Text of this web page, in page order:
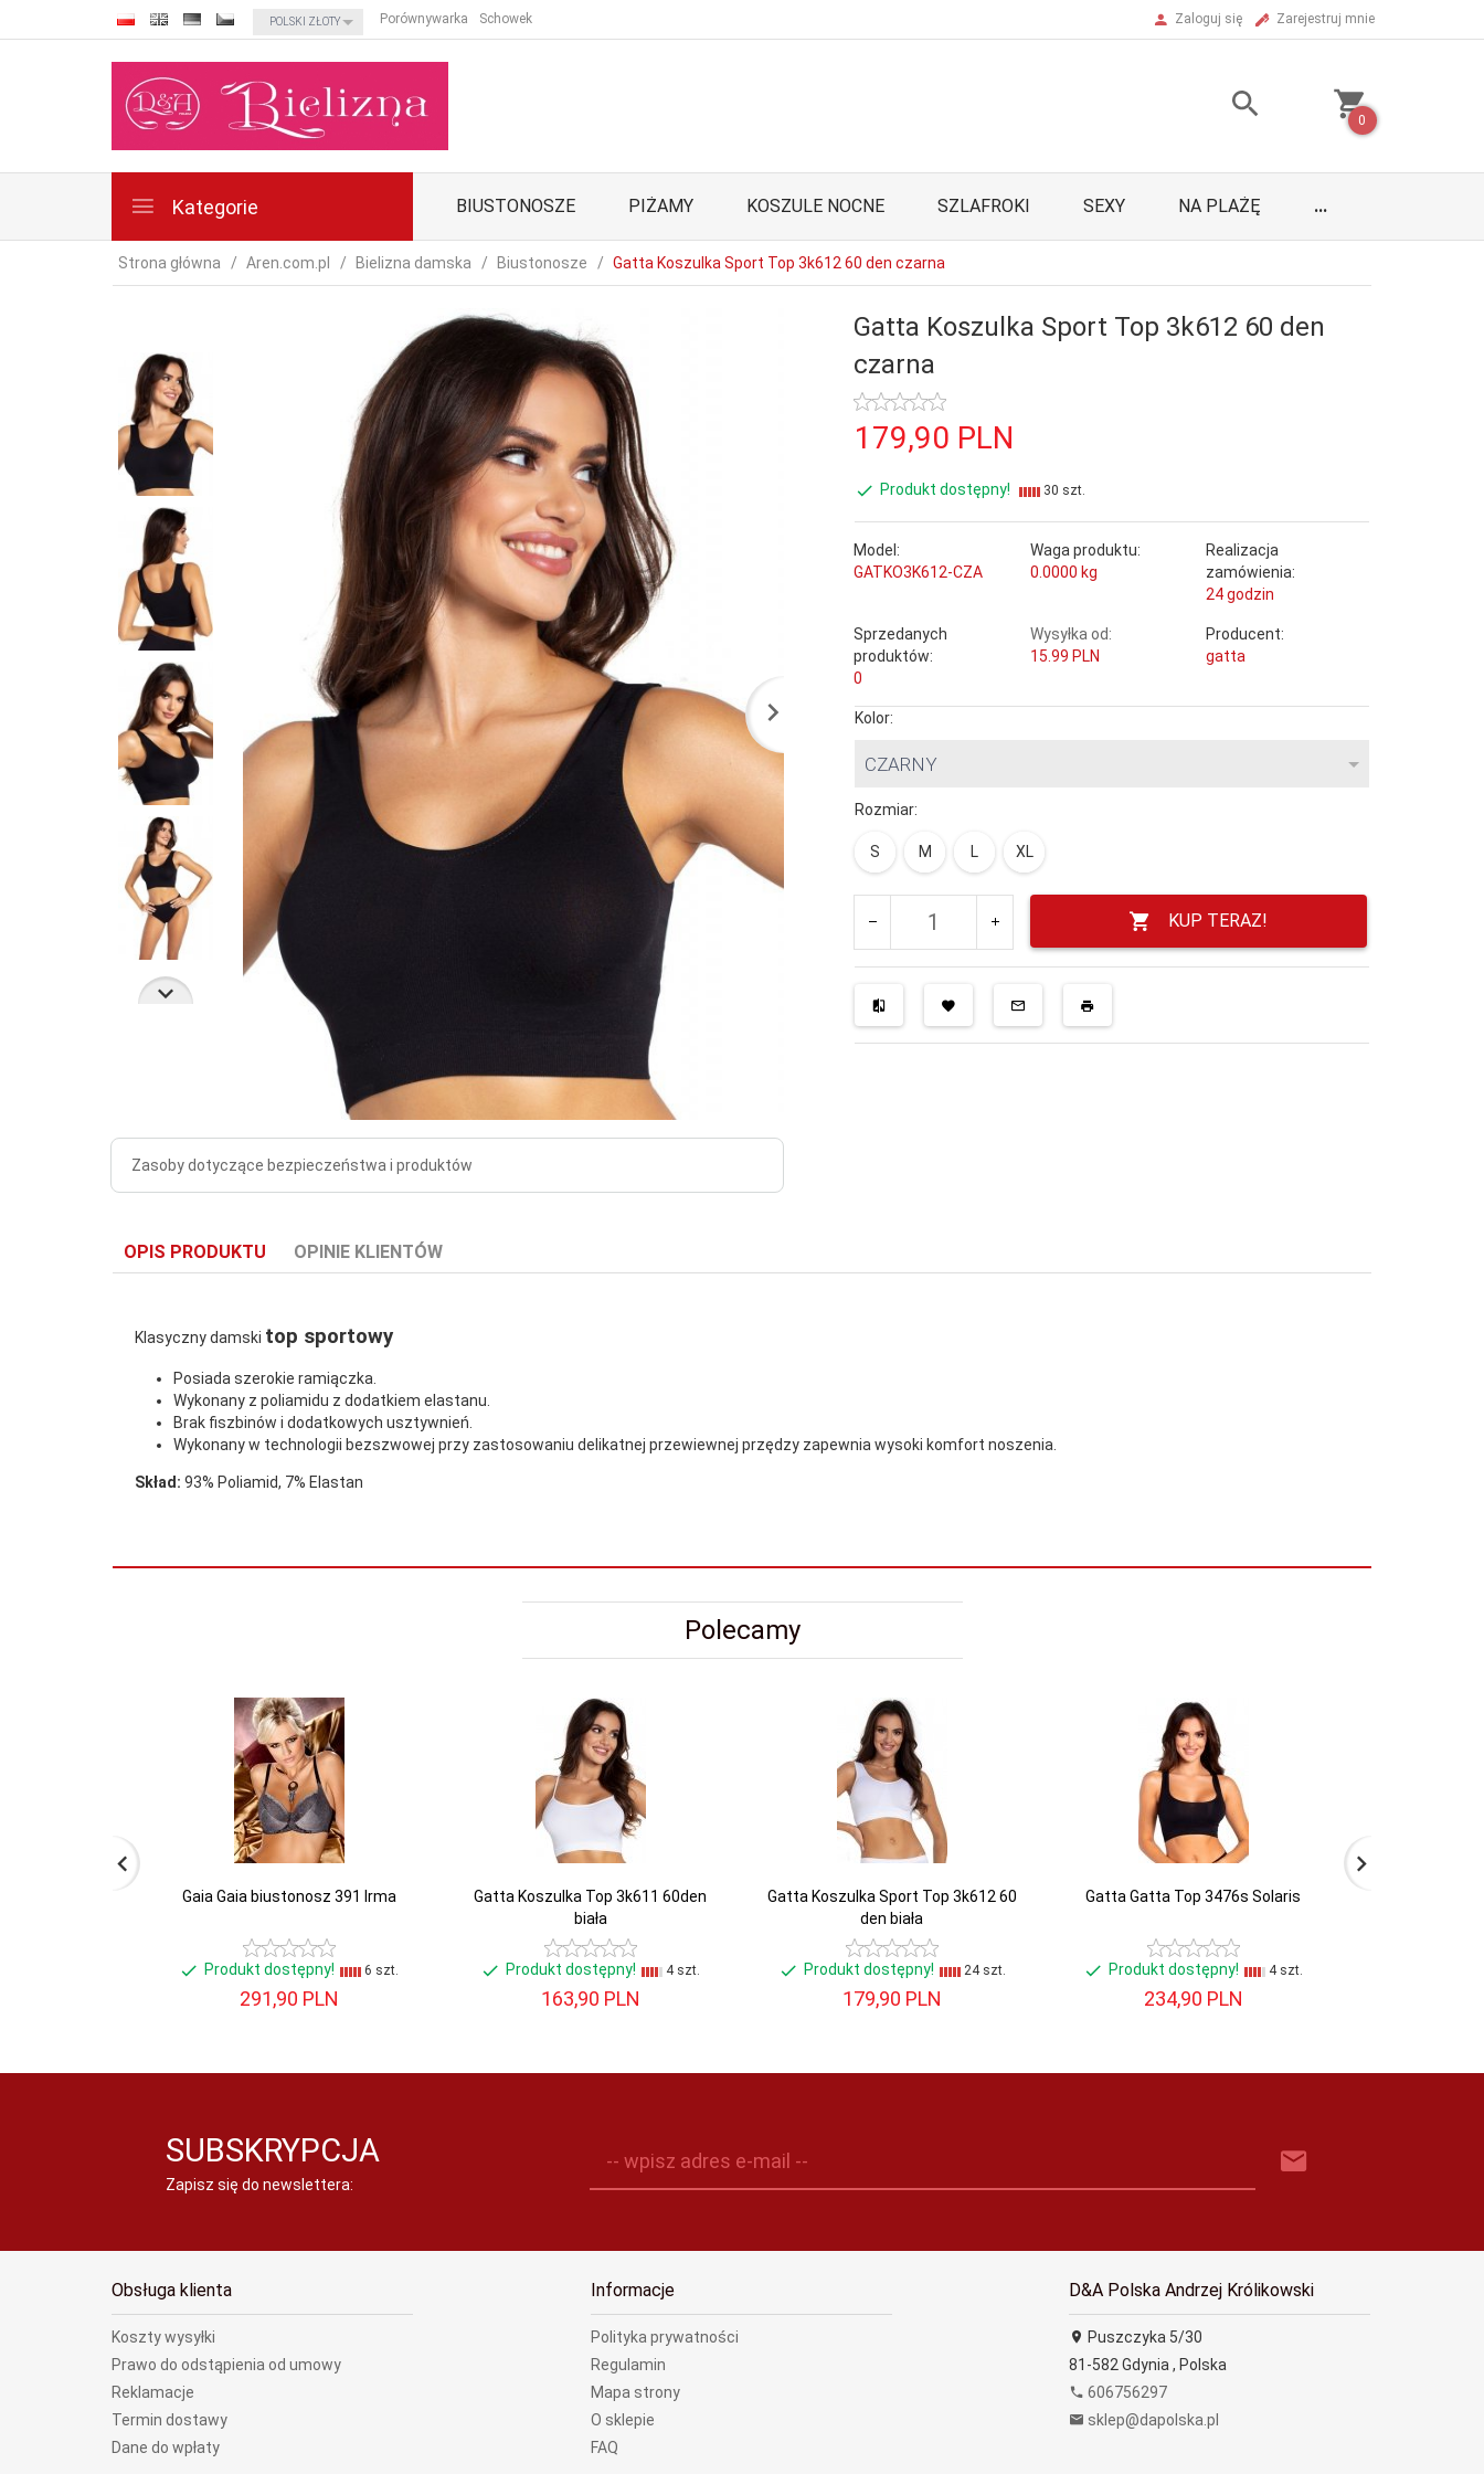
currency_h
POLSKI ZŁOTY Porównywarka Schowek Zaloguj się Zarejestruj mnie
0
Kategorie BIUSTONOSZE PIŻAMY KOSZULE NOCNE SZLAFROKI SEXY NA PLAŻĘ ...
Strona główna Aren.com.pl Bielizna damska Biustonosze Gatta Koszulka Sport Top 3k612 60 den czarna
Zasoby dotyczące bezpieczeństwa i produktów
Gatta Koszulka Sport Top 3k612 60 den
czarna
179,90 PLN
Produkt dostępny! 30 szt.
Model:
GATKO3K612-CZA
Waga produktu:
0.0000 kg
Realizacja
zamówienia:
24 godzin
Sprzedanych
produktów:
0
Wysyłka od:
15.99 PLN
Producent:
gatta
Kolor:
CZARNY
Rozmiar:
S M L XL
KUP TERAZ!
OPIS PRODUKTU OPINIE KLIENTÓW
Klasyczny damski top sportowy
Posiada szerokie ramiączka.
Wykonany z poliamidu z dodatkiem elastanu.
Brak fiszbinów i dodatkowych usztywnień.
Wykonany w technologii bezszwowej przy zastosowaniu delikatnej przewiewnej przędzy zapewnia wysoki komfort noszenia.
Skład: 93% Poliamid, 7% Elastan
Polecamy
Gaia Gaia biustonosz 391 Irma
Produkt dostępny! 6 szt.
291,90 PLN
Gatta Koszulka Top 3k611 60den
biała
Produkt dostępny! 4 szt.
163,90 PLN
Gatta Koszulka Sport Top 3k612 60
den biała
Produkt dostępny! 24 szt.
179,90 PLN
Gatta Gatta Top 3476s Solaris
Produkt dostępny! 4 szt.
234,90 PLN
SUBSKRYPCJA
Zapisz się do newslettera:
-- wpisz adres e-mail --
Obsługa klienta
Koszty wysyłki
Prawo do odstąpienia od umowy
Reklamacje
Termin dostawy
Dane do wpłaty
Informacje
Polityka prywatności
Regulamin
Mapa strony
O sklepie
FAQ
D&A Polska Andrzej Królikowski
Puszczyka 5/30
81-582 Gdynia , Polska
606756297
sklep@dapolska.pl